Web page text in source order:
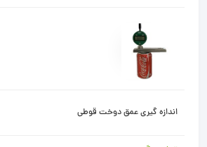
اندازه گیری عمق دوخت قوطی